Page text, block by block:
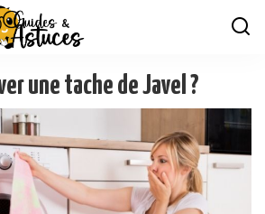
une tache de Javel ?